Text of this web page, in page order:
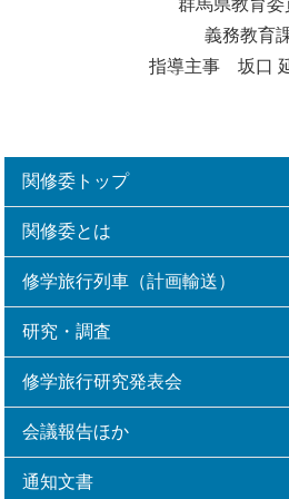
群馬県教育委
義務教育
指導主事 坂口
関修委トップ
関修委とは
修学旅行列車（計画輸送）
研究・調査
修学旅行研究発表会
会議報告ほか
通知文書